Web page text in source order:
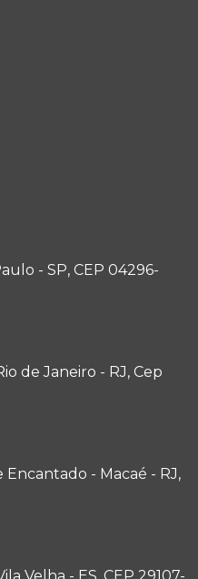
- SP, CEP 04296-
de Janeiro - RJ, Cep
Encantado - Macaé - RJ,